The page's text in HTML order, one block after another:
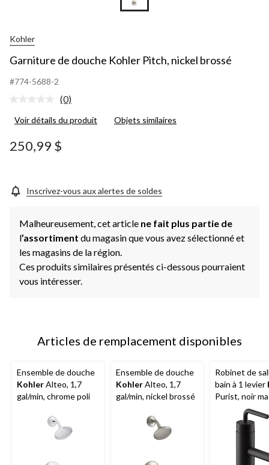
Kohler
Garniture de douche Kohler Pitch, nickel brossé
#774-5688-2
Aucune
pour
produit.
Lien
page.
(0)
Voir détails du produit Objets similaires
250,99 $
Inscrivez-vous aux alertes de soldes
Malheureusement, cet article ne fait plus partie de
l’assortiment du magasin que vous avez sélectionné et
les magasins de la région.
Ces produits similaires présentés ci-dessous pourraient
vous intéresser.
Articles de remplacement disponibles
Ensemble de douche
KohlerAlteo, 1,7
gal/min, chrome poli
Ensemble de douche
KohlerAlteo, 1,7
gal/min, nickel brossé
Robinet de
bain à 1 levier
Purist, noir